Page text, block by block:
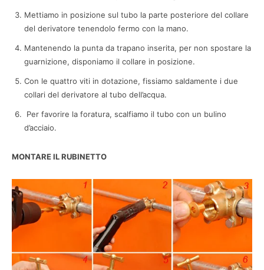
Mettiamo in posizione sul tubo la parte posteriore del collare
del derivatore tenendolo fermo con la mano.
Mantenendo la punta da trapano inserita, per non spostare la
guarnizione, disponiamo il collare in posizione.
Con le quattro viti in dotazione, fissiamo saldamente i due
collari del derivatore al tubo dell’acqua.
Per favorire la foratura, scalfiamo il tubo con un bulino
d’acciaio.
MONTARE IL RUBINETTO